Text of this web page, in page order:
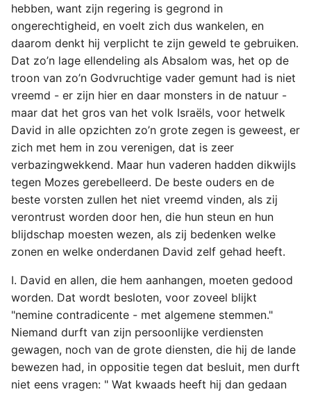
hebben, want zijn regering is gegrond in
ongerechtigheid, en voelt zich dus wankelen, en
daarom denkt hij verplicht te zijn geweld te gebruiken.
Dat zo’n lage ellendeling als Absalom was, het op de
troon van zo’n Godvruchtige vader gemunt had is niet
vreemd - er zijn hier en daar monsters in de natuur -
maar dat het gros van het volk Israëls, voor hetwelk
David in alle opzichten zo’n grote zegen is geweest, er
zich met hem in zou verenigen, dat is zeer
verbazingwekkend. Maar hun vaderen hadden dikwijls
tegen Mozes gerebelleerd. De beste ouders en de
beste vorsten zullen het niet vreemd vinden, als zij
verontrust worden door hen, die hun steun en hun
blijdschap moesten wezen, als zij bedenken welke
zonen en welke onderdanen David zelf gehad heeft.
I. David en allen, die hem aanhangen, moeten gedood
worden. Dat wordt besloten, voor zoveel blijkt
"nemine contradicente - met algemene stemmen."
Niemand durft van zijn persoonlijke verdiensten
gewagen, noch van de grote diensten, die hij de lande
bewezen had, in oppositie tegen dat besluit, men durft
niet eens vragen: " Wat kwaads heeft hij dan gedaan